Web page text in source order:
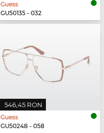
Guess
GU50135 - 032
546,45 RON
Guess
GU50248 - 058